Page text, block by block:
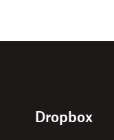
Dropbox